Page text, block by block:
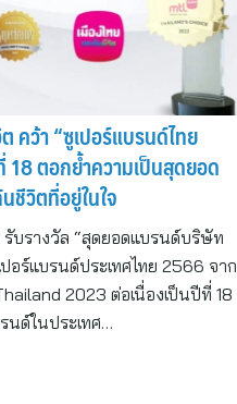
คว้า “ซูเปอร์แบรนด์ไทย
18 ตอกย้ำความเป็นสุดยอด
ชีวิตที่อยู่ในใจ
รับรางวัล “สุดยอดแบรนด์บริษัท
อร์แบรนด์ประเทศไทย 2566 จาก
2023 ต่อเนื่องเป็นปีที่ 18
ด์ในประเทศ…